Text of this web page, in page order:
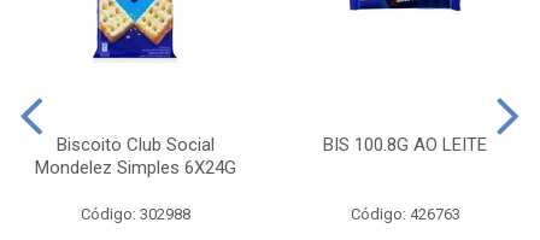
Biscoito Club Social
Mondelez Simples 6X24G
Código: 302988
BIS 100.8G AO LEITE
Código: 426763